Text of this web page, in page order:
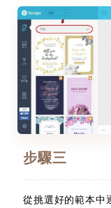
步驟三
從挑選好的範本